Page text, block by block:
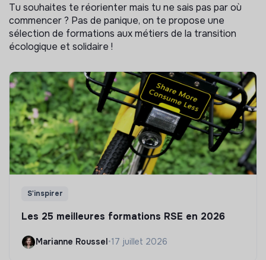
Tu souhaites te réorienter mais tu ne sais pas par où
commencer ? Pas de panique, on te propose une
sélection de formations aux métiers de la transition
écologique et solidaire !
S'inspirer
Les 25 meilleures formations RSE en 2026
Marianne Roussel•17 juillet 2026